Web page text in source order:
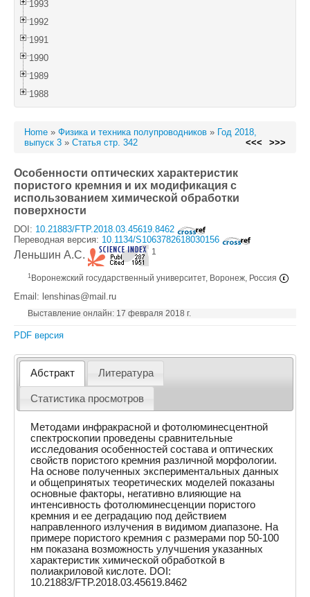
1993
1992
1991
1990
1989
1988
Home » Физика и техника полупроводников » Год 2018,
выпуск 3 » Статья стр. 342 <<< >>>
Особенности оптических характеристик
пористого кремния и их модификация с
использованием химической обработки
поверхности
DOI: 10.21883/FTP.2018.03.45619.8462
Переводная версия: 10.1134/S1063782618030156
Леньшин А.С. 1
1 Воронежский государственный университет, Воронеж, Россия
Email: lenshinas@mail.ru
Выставление онлайн: 17 февраля 2018 г.
PDF версия
Абстракт Литература
Статистика просмотров
Методами инфракрасной и фотолюминесцентной
спектроскопии проведены сравнительные
исследования особенностей состава и оптических
свойств пористого кремния различной морфологии.
На основе полученных экспериментальных данных
и общепринятых теоретических моделей показаны
основные факторы, негативно влияющие на
интенсивность фотолюминесценции пористого
кремния и ее деградацию под действием
направленного излучения в видимом диапазоне. На
примере пористого кремния с размерами пор 50-100
нм показана возможность улучшения указанных
характеристик химической обработкой в
полиакриловой кислоте. DOI:
10.21883/FTP.2018.03.45619.8462